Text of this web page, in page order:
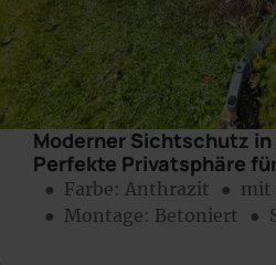
Moderner Sichtschutz
Perfekte Privatsphäre
● Farbe: Anthrazit
● mit
● Montage: Betoniert ●